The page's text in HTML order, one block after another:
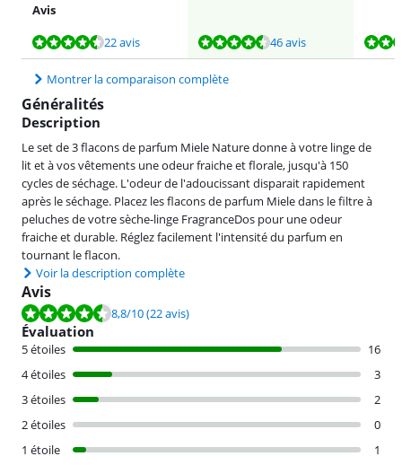
Avis
La note est de 8,8 sur 10, basée sur 22 avis.
22 avis
La note est de 8,9 sur 10, basée sur 46 avis. 46 avis
La note est de 8,0 sur 10, basée sur 1 avis.
Montrer la comparaison complète
Généralités
Description
Le set de 3 flacons de parfum Miele Nature donne à votre linge de
lit et à vos vêtements une odeur fraiche et florale, jusqu'à 150
cycles de séchage. L'odeur de l'adoucissant disparait rapidement
après le séchage. Placez les flacons de parfum Miele dans le filtre à
peluches de votre sèche-linge FragranceDos pour une odeur
fraiche et durable. Réglez facilement l'intensité du parfum en
tournant le flacon.
Voir la description complète
Avis
La note est de 8,8 sur 10, basée sur 22 avis.
8,8/10(22 avis)
Évaluation
5 étoiles
16
4 étoiles
3
3 étoiles
2
2 étoiles
0
1 étoile
1